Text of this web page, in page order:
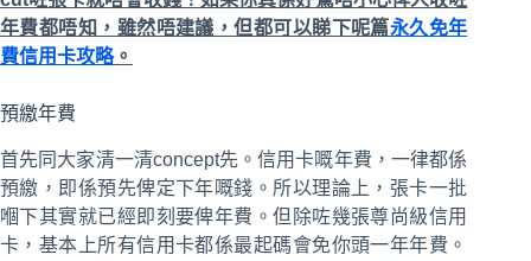
年費都唔知，雖然唔建議，但都可以睇下呢篇永久免年
費信用卡攻略。
預繳年費
首先同大家清一清concept先。信用卡嘅年費，一律都係
預繳，即係預先俾定下年嘅錢。所以理論上，張卡一批
嗰下其實就已經即刻要俾年費。但除咗幾張尊尚級信用
卡，基本上所有信用卡都係最起碼會免你頭一年年費。